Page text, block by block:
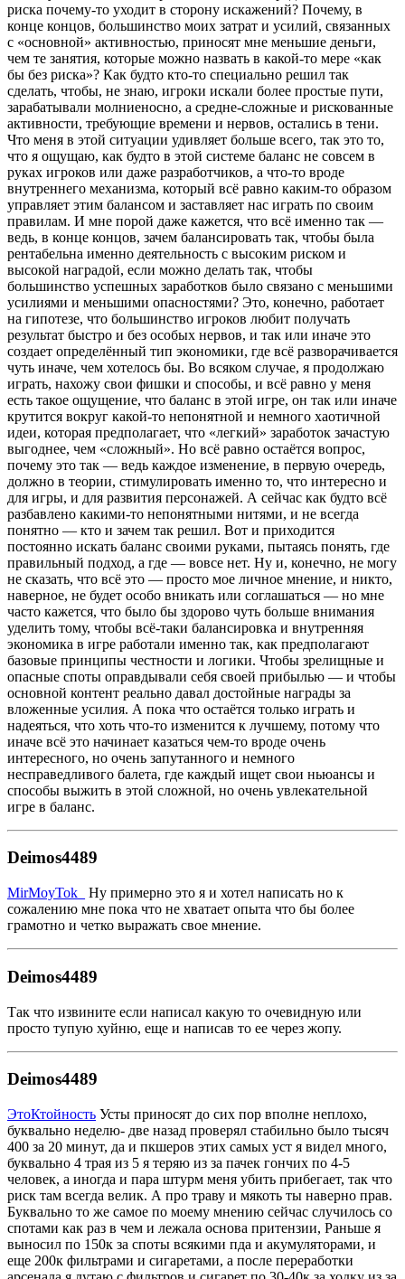
риска почему-то уходит в сторону искажений? Почему, в
конце концов, большинство моих затрат и усилий, связанных
с «основной» активностью, приносят мне меньшие деньги,
чем те занятия, которые можно назвать в какой-то мере «как
бы без риска»? Как будто кто-то специально решил так
сделать, чтобы, не знаю, игроки искали более простые пути,
зарабатывали молниеносно, а средне-сложные и рискованные
активности, требующие времени и нервов, остались в тени.
Что меня в этой ситуации удивляет больше всего, так это то,
что я ощущаю, как будто в этой системе баланс не совсем в
руках игроков или даже разработчиков, а что-то вроде
внутреннего механизма, который всё равно каким-то образом
управляет этим балансом и заставляет нас играть по своим
правилам. И мне порой даже кажется, что всё именно так —
ведь, в конце концов, зачем балансировать так, чтобы была
рентабельна именно деятельность с высоким риском и
высокой наградой, если можно делать так, чтобы
большинство успешных заработков было связано с меньшими
усилиями и меньшими опасностями? Это, конечно, работает
на гипотезе, что большинство игроков любит получать
результат быстро и без особых нервов, и так или иначе это
создает определённый тип экономики, где всё разворачивается
чуть иначе, чем хотелось бы. Во всяком случае, я продолжаю
играть, нахожу свои фишки и способы, и всё равно у меня
есть такое ощущение, что баланс в этой игре, он так или иначе
крутится вокруг какой-то непонятной и немного хаотичной
идеи, которая предполагает, что «легкий» заработок зачастую
выгоднее, чем «сложный». Но всё равно остаётся вопрос,
почему это так — ведь каждое изменение, в первую очередь,
должно в теории, стимулировать именно то, что интересно и
для игры, и для развития персонажей. А сейчас как будто всё
разбавлено какими-то непонятными нитями, и не всегда
понятно — кто и зачем так решил. Вот и приходится
постоянно искать баланс своими руками, пытаясь понять, где
правильный подход, а где — вовсе нет. Ну и, конечно, не могу
не сказать, что всё это — просто мое личное мнение, и никто,
наверное, не будет особо вникать или соглашаться — но мне
часто кажется, что было бы здорово чуть больше внимания
уделить тому, чтобы всё-таки балансировка и внутренняя
экономика в игре работали именно так, как предполагают
базовые принципы честности и логики. Чтобы зрелищные и
опасные споты оправдывали себя своей прибылью — и чтобы
основной контент реально давал достойные награды за
вложенные усилия. А пока что остаётся только играть и
надеяться, что хоть что-то изменится к лучшему, потому что
иначе всё это начинает казаться чем-то вроде очень
интересного, но очень запутанного и немного
несправедливого балета, где каждый ищет свои ньюансы и
способы выжить в этой сложной, но очень увлекательной
игре в баланс.
Deimos4489
MirMoyTok_
Ну примерно это я и хотел написать но к
сожалению мне пока что не хватает опыта что бы более
грамотно и четко выражать свое мнение.
Deimos4489
Так что извините если написал какую то очевидную или
просто тупую хуйню, еще и написав то ее через жопу.
Deimos4489
ЭтоКтойность Усты приносят до сих пор вполне неплохо,
буквально неделю- две назад проверял стабильно было тысяч
400 за 20 минут, да и пкшеров этих самых уст я видел много,
буквально 4 трая из 5 я теряю из за пачек гончих по 4-5
человек, а иногда и пара штурм меня убить прибегает, так что
риск там всегда велик. А про траву и мякоть ты наверно прав.
Буквально то же самое по моему мнению сейчас случилось со
спотами как раз в чем и лежала основа притензии, Раньше я
выносил по 150к за споты всякими пда и акумуляторами, и
еще 200к фильтрами и сигаретами, а после переработки